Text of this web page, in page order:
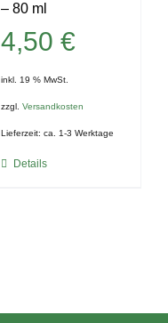
– 80 ml
4,50€
inkl. 19 % MwSt.
zzgl.Versandkosten
Lieferzeit:ca. 1-3 Werktage
Details